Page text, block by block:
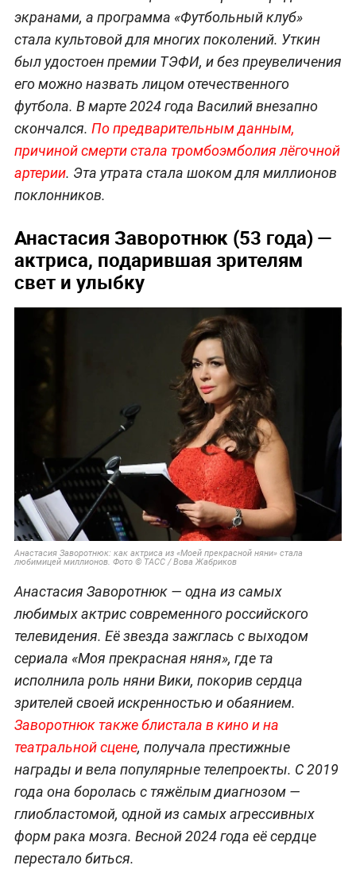
экранами, а программа «Футбольный клуб»
стала культовой для многих поколений. Уткин
был удостоен премии ТЭФИ, и без преувеличения
его можно назвать лицом отечественного
футбола. В марте 2024 года Василий внезапно
скончался. По предварительным данным,
причиной смерти стала тромбоэмболия лёгочной
артерии. Эта утрата стала шоком для миллионов
поклонников.
Анастасия Заворотнюк (53 года) —
актриса, подарившая зрителям
свет и улыбку
Анастасия Заворотнюк: как актриса из «Моей прекрасной няни» стала
любимицей миллионов. Фото © ТАСС / Вова Жабриков
Анастасия Заворотнюк — одна из самых
любимых актрис современного российского
телевидения. Её звезда зажглась с выходом
сериала «Моя прекрасная няня», где та
исполнила роль няни Вики, покорив сердца
зрителей своей искренностью и обаянием.
Заворотнюк также блистала в кино и на
театральной сцене, получала престижные
награды и вела популярные телепроекты. С 2019
года она боролась с тяжёлым диагнозом —
глиобластомой, одной из самых агрессивных
форм рака мозга. Весной 2024 года её сердце
перестало биться.